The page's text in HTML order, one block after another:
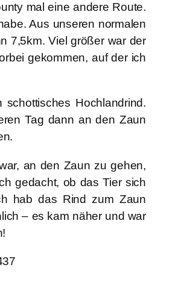
mal eine andere Route.
Aus unseren normalen
7,5km. Viel größer war der
gekommen, auf der ich
schottisches Hochlandrind.
Tag dann an den Zaun
an den Zaun zu gehen,
gedacht, ob das Tier sich
hab das Rind zum Zaun
– es kam näher und war